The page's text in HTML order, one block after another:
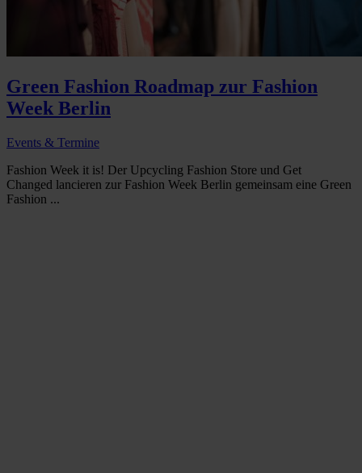
Green Fashion Roadmap zur Fashion
Week Berlin
Events & Termine
Fashion Week it is! Der Upcycling Fashion Store und Get
Changed lancieren zur Fashion Week Berlin gemeinsam eine Green
Fashion ...